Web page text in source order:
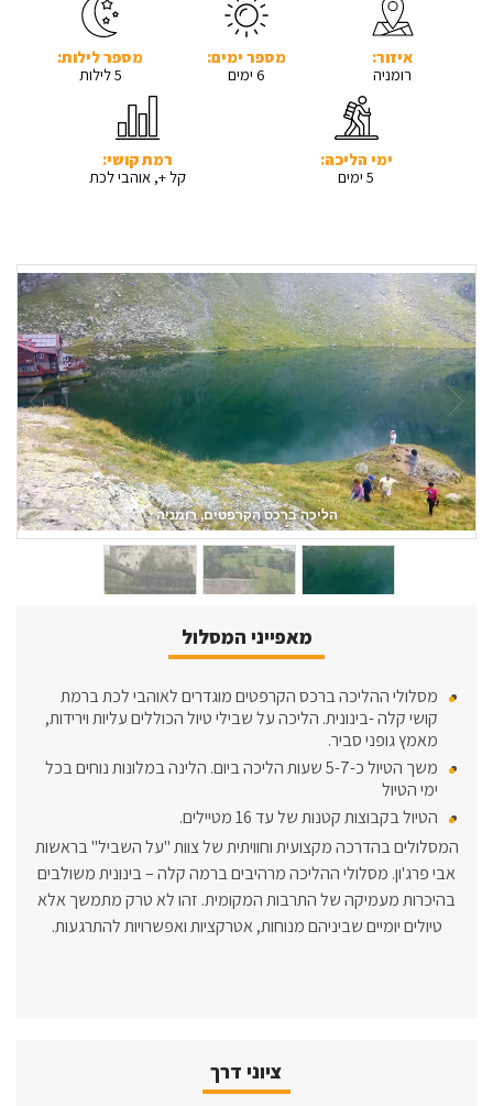
איזור:
רומניה
מספר ימים:
6 ימים
מספר לילות:
5 לילות
ימי הליכה:
5 ימים
רמת קושי:
קל +, אוהבי לכת
2
/
3 יום 2- רכס הבוצ'ג
מאפייני המסלול
מסלולי ההליכה ברכס הקרפטים מוגדרים לאוהבי לכת ברמת
קושי קלה -בינונית. הליכה על שבילי טיול הכוללים עליות וירידות,
מאמץ גופני סביר.
משך הטיול כ-5-7 שעות הליכה ביום. הלינה במלונות נוחים בכל
ימי הטיול
הטיול בקבוצות קטנות של עד 16 מטיילים.
המסלולים בהדרכה מקצועית וחוויתית של צוות "על השביל" בראשות
אבי פרג'ון. מסלולי ההליכה מרהיבים ברמה קלה – בינונית משולבים
בהיכרות מעמיקה של התרבות המקומית. זהו לא טרק מתמשך אלא
טיולים יומיים שביניהם מנוחות, אטרקציות ואפשרויות להתרגעות.
ציוני דרך